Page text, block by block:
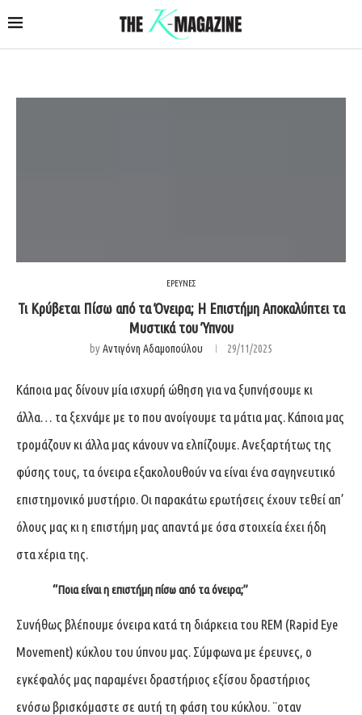
ΕΡΕΥΝΕΣ
Τι Κρύβεται Πίσω από τα Όνειρα; Η Επιστήμη Αποκαλύπτει τα
Μυστικά του Ύπνου
byΑντιγόνη Αδαμοπούλου 29/11/2025
Κάποια μας δίνουν μία ισχυρή ώθηση για να ξυπνήσουμε κι
άλλα… τα ξεχνάμε με το που ανοίγουμε τα μάτια μας. Κάποια μας
τρομάζουν κι άλλα μας κάνουν να ελπίζουμε. Ανεξαρτήτως της
φύσης τους, τα όνειρα εξακολουθούν να είναι ένα σαγηνευτικό
επιστημονικό μυστήριο. Οι παρακάτω ερωτήσεις έχουν τεθεί απ’
όλους μας κι η επιστήμη μας απαντά με όσα στοιχεία έχει ήδη
στα χέρια της.
“Ποια είναι η επιστήμη πίσω από τα όνειρα;”
Συνήθως βλέπουμε όνειρα κατά τη διάρκεια του REM (Rapid Eye
Movement) κύκλου του ύπνου μας. Σύμφωνα με έρευνες, ο
εγκέφαλός μας παραμένει δραστήριος εξίσου δραστήριος
ενόσω βρισκόμαστε σε αυτή τη φάση του κύκλου. ¨οταν